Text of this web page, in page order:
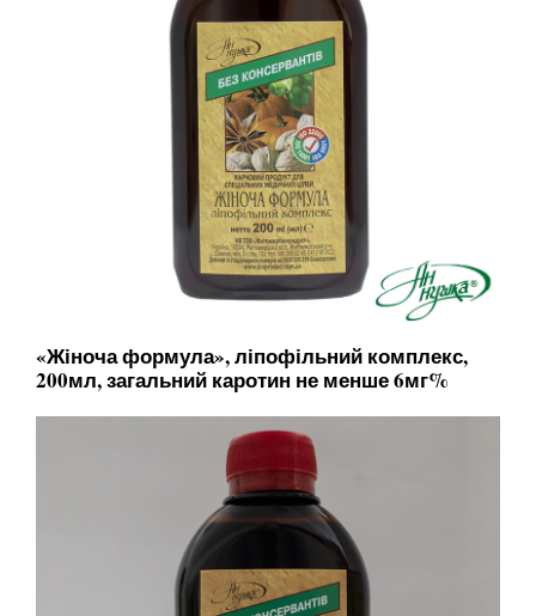
«Жіноча формула», ліпофільний комплекс,
200мл, загальний каротин не менше 6мг%